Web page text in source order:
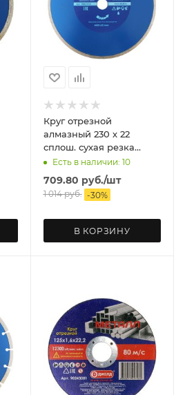
Круг отрезной
алмазный 230 х 22
сплош. сухая резка
ДИОЛД
Есть в наличии: 10
709.80 руб./шт
1 014руб. -30%
В КОРЗИНУ